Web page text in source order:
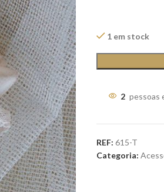
1 em stock
2 pessoas
REF: 615-T
Categoria: